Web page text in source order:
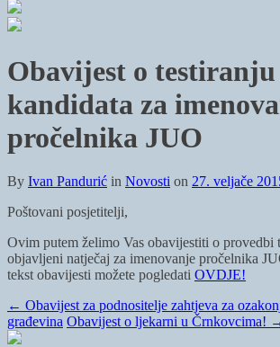
Obavijest o testiranju
kandidata za
pročelnika JUO
By Ivan Pandurić in Novosti on 27. veljače
Poštovani posjetitelji,
Ovim putem želimo Vas obavijestiti o provedbi
objavljeni natječaj za imenovanje pročelnika
tekst obavijesti možete pogledati OVDJE!
← Obavijest za podnositelje zahtjeva za
građevina Obavijest o ljekarni u Črnkovcima!